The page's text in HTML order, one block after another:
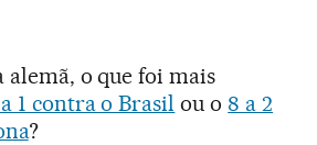
alemã, o que foi mais
1 contra o Brasil ou o 8 a 2
?